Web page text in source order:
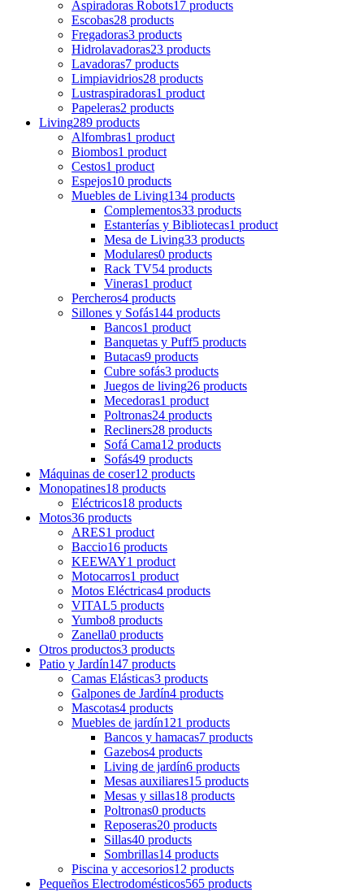
Aspiradoras Robots17 products
Escobas28 products
Fregadoras3 products
Hidrolavadoras23 products
Lavadoras7 products
Limpiavidrios28 products
Lustraspiradoras1 product
Papeleras2 products
Living289 products
Alfombras1 product
Biombos1 product
Cestos1 product
Espejos10 products
Muebles de Living134 products
Complementos33 products
Estanterías y Bibliotecas1 product
Mesa de Living33 products
Modulares0 products
Rack TV54 products
Vineras1 product
Percheros4 products
Sillones y Sofás144 products
Bancos1 product
Banquetas y Puff5 products
Butacas9 products
Cubre sofás3 products
Juegos de living26 products
Mecedoras1 product
Poltronas24 products
Recliners28 products
Sofá Cama12 products
Sofás49 products
Máquinas de coser12 products
Monopatines18 products
Eléctricos18 products
Motos36 products
ARES1 product
Baccio16 products
KEEWAY1 product
Motocarros1 product
Motos Eléctricas4 products
VITAL5 products
Yumbo8 products
Zanella0 products
Otros productos3 products
Patio y Jardín147 products
Camas Elásticas3 products
Galpones de Jardín4 products
Mascotas4 products
Muebles de jardín121 products
Bancos y hamacas7 products
Gazebos4 products
Living de jardín6 products
Mesas auxiliares15 products
Mesas y sillas18 products
Poltronas0 products
Reposeras20 products
Sillas40 products
Sombrillas14 products
Piscina y accesorios12 products
Pequeños Electrodomésticos565 products